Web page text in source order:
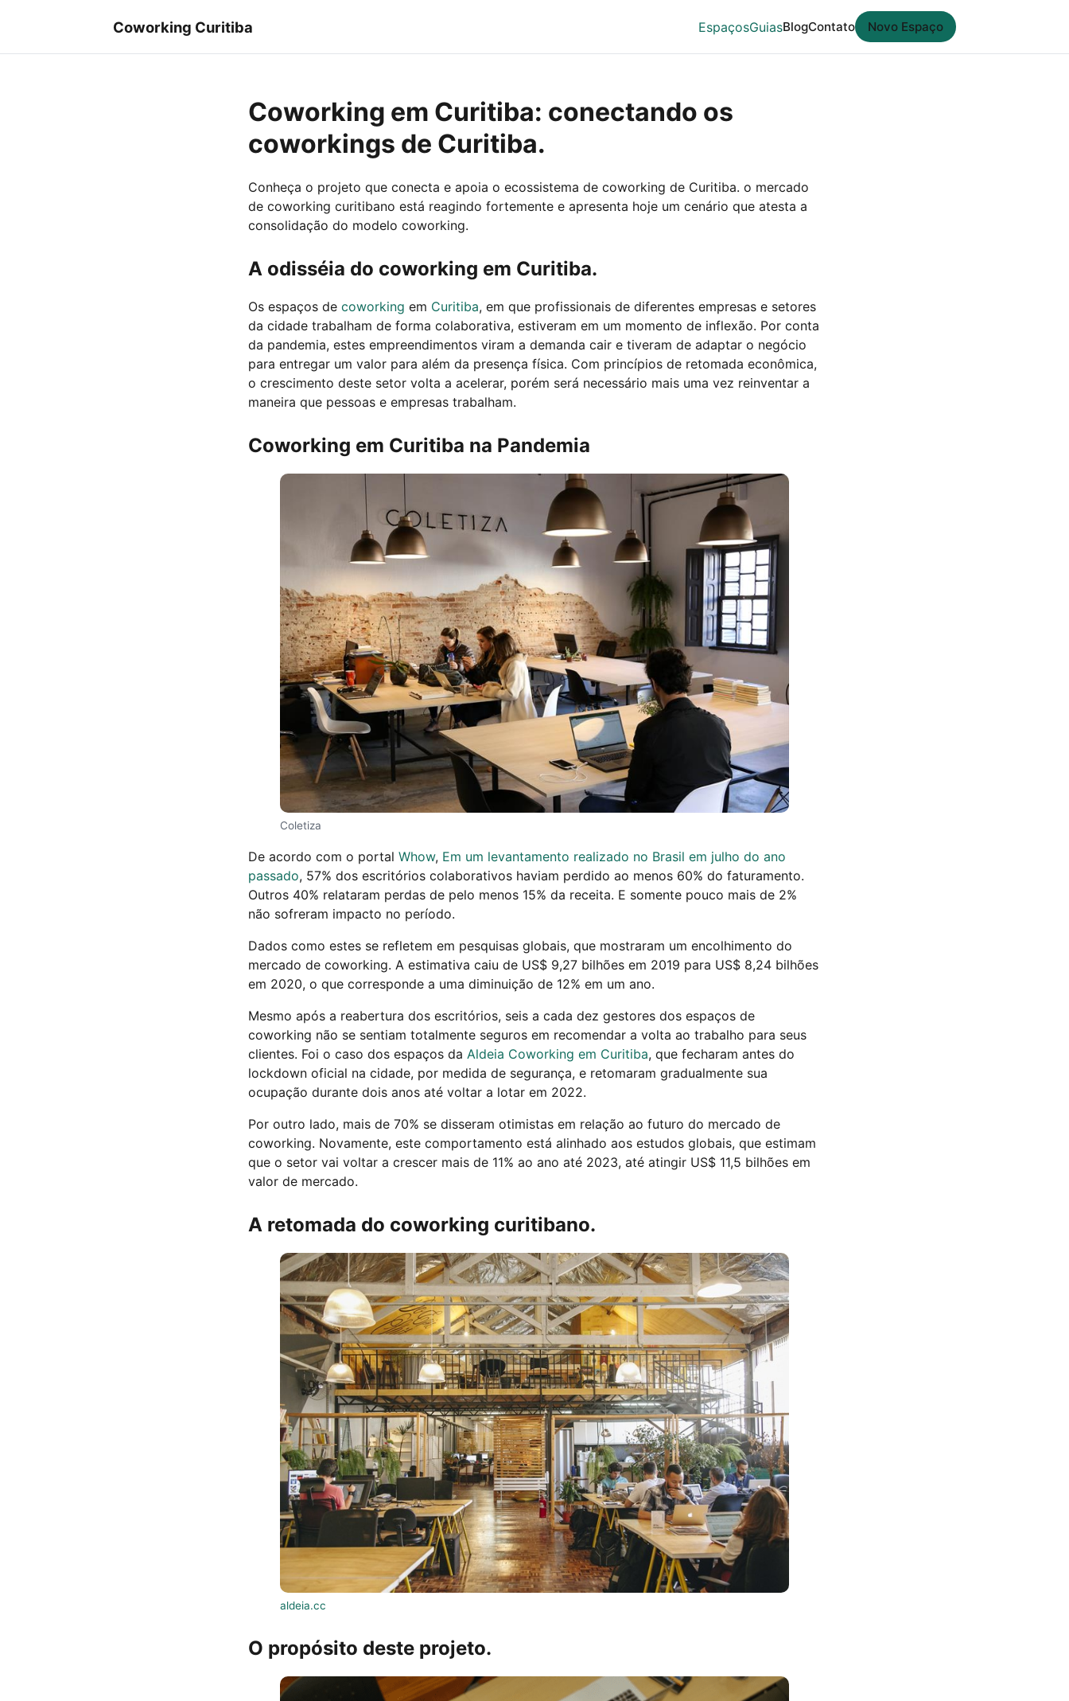
Coworking Curitiba EspaçosGuiasBlogContato Novo Espaço
Coworking em Curitiba: conectando os
coworkings de Curitiba.
Conheça o projeto que conecta e apoia o ecossistema de coworking de Curitiba. o mercado
de coworking curitibano está reagindo fortemente e apresenta hoje um cenário que atesta a
consolidação do modelo coworking.
A odisséia do coworking em Curitiba.
Os espaços de coworking em Curitiba, em que profissionais de diferentes empresas e setores
da cidade trabalham de forma colaborativa, estiveram em um momento de inflexão. Por conta
da pandemia, estes empreendimentos viram a demanda cair e tiveram de adaptar o negócio
para entregar um valor para além da presença física. Com princípios de retomada econômica,
o crescimento deste setor volta a acelerar, porém será necessário mais uma vez reinventar a
maneira que pessoas e empresas trabalham.
Coworking em Curitiba na Pandemia
Coletiza
De acordo com o portal Whow, Em um levantamento realizado no Brasil em julho do ano
passado, 57% dos escritórios colaborativos haviam perdido ao menos 60% do faturamento.
Outros 40% relataram perdas de pelo menos 15% da receita. E somente pouco mais de 2%
não sofreram impacto no período.
Dados como estes se refletem em pesquisas globais, que mostraram um encolhimento do
mercado de coworking. A estimativa caiu de US$ 9,27 bilhões em 2019 para US$ 8,24 bilhões
em 2020, o que corresponde a uma diminuição de 12% em um ano.
Mesmo após a reabertura dos escritórios, seis a cada dez gestores dos espaços de
coworking não se sentiam totalmente seguros em recomendar a volta ao trabalho para seus
clientes. Foi o caso dos espaços da Aldeia Coworking em Curitiba, que fecharam antes do
lockdown oficial na cidade, por medida de segurança, e retomaram gradualmente sua
ocupação durante dois anos até voltar a lotar em 2022.
Por outro lado, mais de 70% se disseram otimistas em relação ao futuro do mercado de
coworking. Novamente, este comportamento está alinhado aos estudos globais, que estimam
que o setor vai voltar a crescer mais de 11% ao ano até 2023, até atingir US$ 11,5 bilhões em
valor de mercado.
A retomada do coworking curitibano.
aldeia.cc
O propósito deste projeto.